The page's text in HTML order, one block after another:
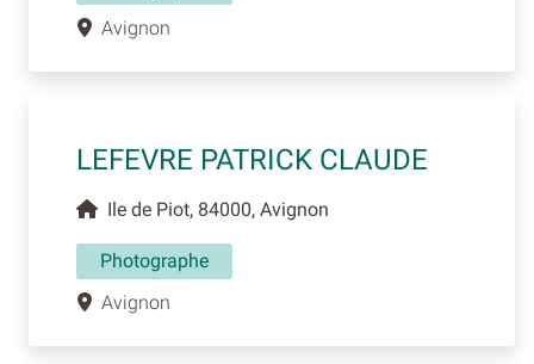
Avignon
LEFEVRE PATRICK CLAUDE
Ile de Piot, 84000, Avignon
Photographe
Avignon